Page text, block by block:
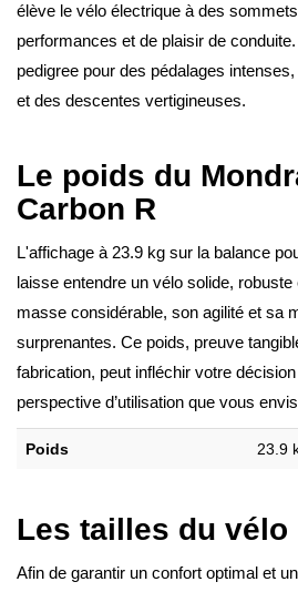
élève le vélo électrique à des
performances et de plaisir de
pedigree pour des pédalages
et des descentes vertigineuses.
Le poids du
Carbon R
L'affichage à 23.9 kg sur la balance
laisse entendre un vélo solide,
masse considérable, son agilité et sa
surprenantes. Ce poids, preuve
fabrication, peut infléchir votre décision
perspective d’utilisation que vous
Poids 23.9
Les tailles du vélo
Afin de garantir un confort optimal et